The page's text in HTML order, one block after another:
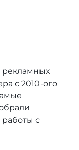
с 2010-ого
с